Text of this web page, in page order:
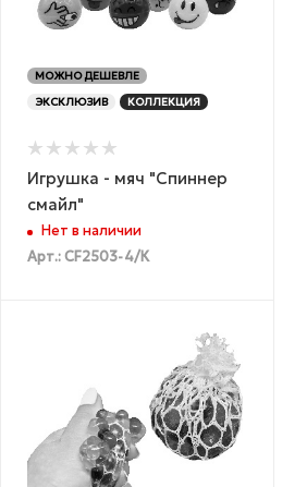
МОЖНО ДЕШЕВЛЕ
ЭКСКЛЮЗИВ
КОЛЛЕКЦИЯ
Игрушка - мяч "Спиннер
смайл"
Нет в наличии
Арт.: CF2503-4/К